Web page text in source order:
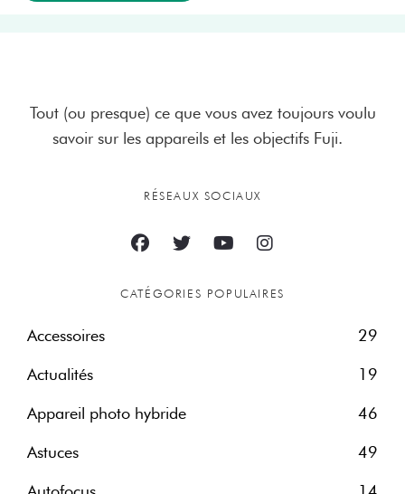
Tout (ou presque) ce que vous avez toujours voulu
savoir sur les appareils et les objectifs Fuji.
RÉSEAUX SOCIAUX
CATÉGORIES POPULAIRES
Accessoires 29
Actualités 19
Appareil photo hybride 46
Astuces 49